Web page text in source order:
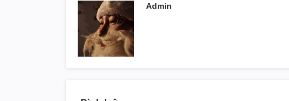
Admin